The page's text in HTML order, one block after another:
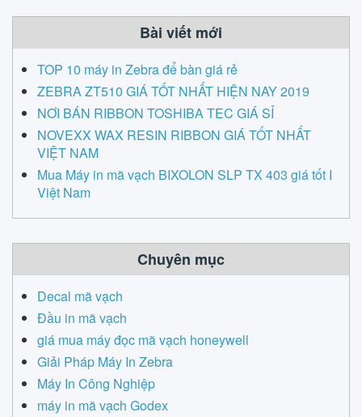
Bài viết mới
TOP 10 máy in Zebra để bàn giá rẻ
ZEBRA ZT510 GIÁ TỐT NHẤT HIỆN NAY 2019
NƠI BÁN RIBBON TOSHIBA TEC GIÁ SỈ
NOVEXX WAX RESIN RIBBON GIÁ TỐT NHẤT
VIỆT NAM
Mua Máy in mã vạch BIXOLON SLP TX 403 giá tốt I
Việt Nam
Chuyên mục
Decal mã vạch
Đầu in mã vạch
giá mua máy đọc mã vạch honeywell
Giải Pháp Máy In Zebra
Máy In Công Nghiệp
máy in mã vạch Godex